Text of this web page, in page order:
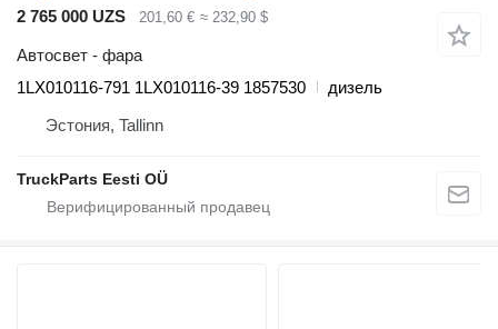
2 765 000 UZS 201,60 € ≈ 232,90 $
Автосвет - фара
1LX010116-791 1LX010116-39 1857530
дизель
Эстония, Tallinn
TruckParts Eesti OÜ